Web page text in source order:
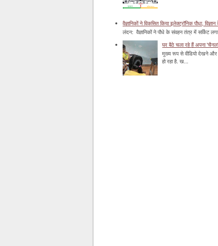
वैज्ञानिकों ने विकसित किया इलेक्ट्रॉनिक पौधा,
लंदन: वैज्ञानिकों ने पौधे के संवहन तंत्र में सर्किट
घर बैठे चला रहे हैं अपना 'चैनल'
मुख्य रूप से वीडियो देखने और
हो रहा है. ख...